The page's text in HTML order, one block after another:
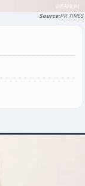
PR TIMES